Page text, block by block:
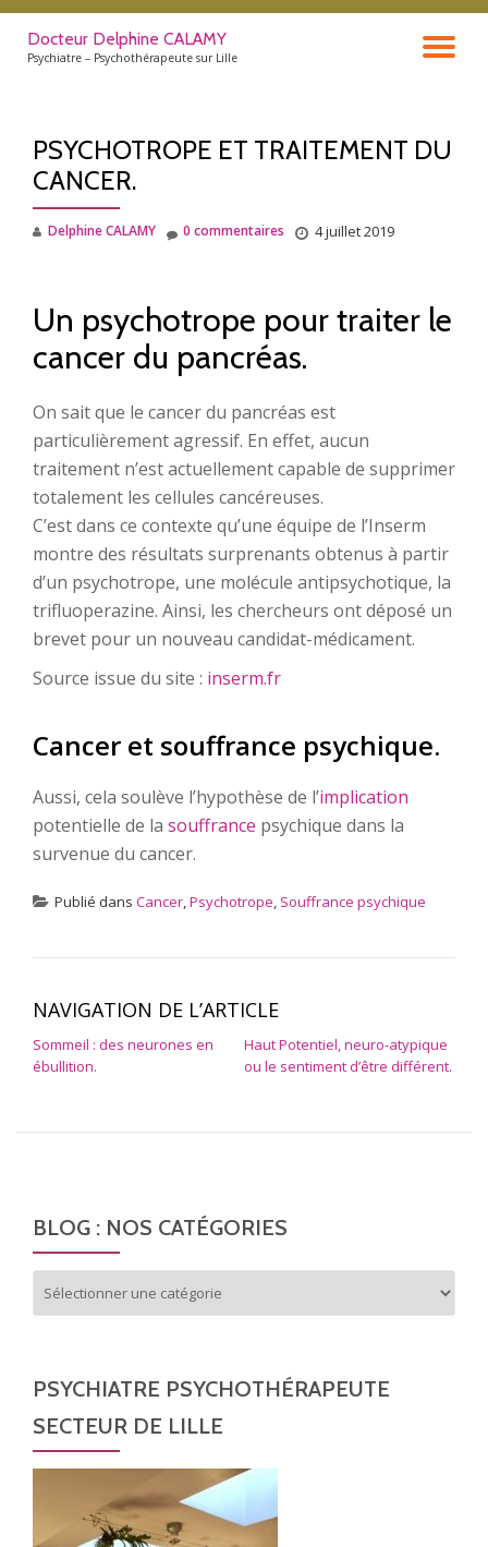
Aller
Docteur Delphine CALAMY
Psychiatre – Psychothérapeute sur Lille
PSYCHOTROPE ET TRAITEMENT DU
CANCER.
Delphine CALAMY 4 juillet 2019
0 commentaires
Un psychotrope pour traiter le
cancer du pancréas.
On sait que le cancer du pancréas est
particulièrement agressif. En effet, aucun
traitement n’est actuellement capable de supprimer
totalement les cellules cancéreuses.
C’est dans ce contexte qu’une équipe de l’Inserm
montre des résultats surprenants obtenus à partir
d’un psychotrope, une molécule antipsychotique, la
trifluoperazine. Ainsi, les chercheurs ont déposé un
brevet pour un nouveau candidat-médicament.
Source issue du site : inserm.fr
Cancer et souffrance psychique.
Aussi, cela soulève l’hypothèse de l’implication
potentielle de la souffrance psychique dans la
survenue du cancer.
Publié dans Cancer,Psychotrope, Souffrance psychique
NAVIGATION DE L’ARTICLE
Sommeil : des neurones en
ébullition.
Haut Potentiel, neuro-atypique
ou le sentiment d’être différent.
BLOG : NOS CATÉGORIES
PSYCHIATRE PSYCHOTHÉRAPEUTE
SECTEUR DE LILLE